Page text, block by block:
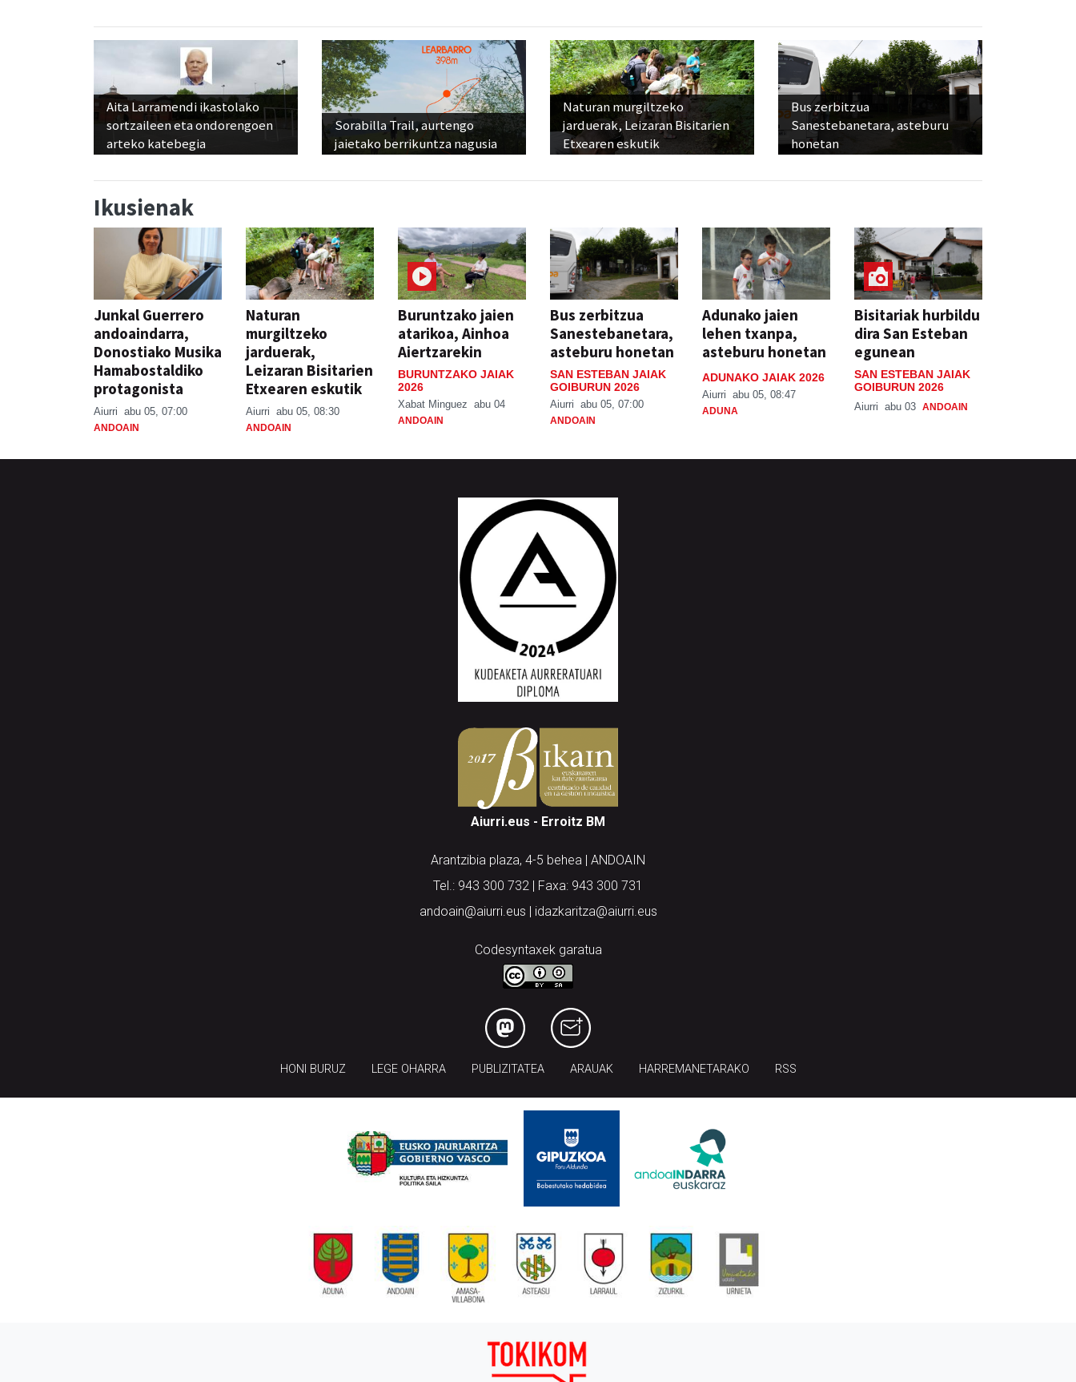
Aita Larramendi ikastolako
sortzaileen eta ondorengoen
arteko katebegia
Sorabilla Trail, aurtengo
jaietako berrikuntza nagusia
Naturan murgiltzeko
jarduerak, Leizaran Bisitarien
Etxearen eskutik
Bus zerbitzua
Sanestebanetara, asteburu
honetan
Ikusienak
Junkal Guerrero
andoaindarra,
Donostiako Musika
Hamabostaldiko
protagonista
Aiurri abu 05, 07:00
ANDOAIN
Naturan
murgiltzeko
jarduerak,
Leizaran Bisitarien
Etxearen eskutik
Aiurri abu 05, 08:30
ANDOAIN
Buruntzako jaien
atarikoa, Ainhoa
Aiertzarekin
BURUNTZAKO JAIAK
2026
Xabat Minguez abu 04
ANDOAIN
Bus zerbitzua
Sanestebanetara,
asteburu honetan
SAN ESTEBAN JAIAK
GOIBURUN 2026
Aiurri abu 05, 07:00
ANDOAIN
Adunako jaien
lehen txanpa,
asteburu honetan
ADUNAKO JAIAK 2026
Aiurri abu 05, 08:47
ADUNA
Bisitariak hurbildu
dira San Esteban
egunean
SAN ESTEBAN JAIAK
GOIBURUN 2026
Aiurri abu 03 ANDOAIN
Aiurri.eus - Erroitz BM
Arantzibia plaza, 4-5 behea | ANDOAIN
Tel.: 943 300 732 | Faxa: 943 300 731
andoain@aiurri.eus | idazkaritza@aiurri.eus
Codesyntaxek garatua
HONI BURUZ LEGE OHARRA PUBLIZITATEA ARAUAK HARREMANETARAKO RSS